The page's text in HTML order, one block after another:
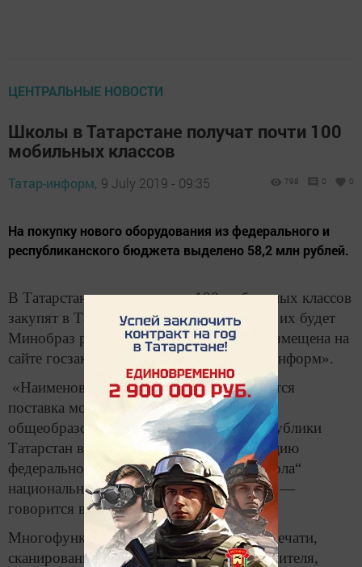
ЦЕНТРАЛЬНЫЕ НОВОСТИ
Школы в Татарстане получат почти 100
мобильных классов
Татар-информ, 9 July 2019 - 09:35 798 0 0
На покупку нового оборудования из федерального и
республиканского бюджета выделено 58,2 млн рублей.
В Татарстане закупят почти 100 мобильных классов
закупят в Татарстане для школ. Закупать их будет
Минобраз республики. Иинформация размещена на
сайте госзакупок, сообщает ИА «Татар-информ».
«Наименованием объекта закупки является
поставка мобильных классов в
общеобразовательные организации Реcпублики
Татарстан в рамках субсидии на реализацию
федерального проекта „Современная школа“
национального проекта „Образование“», —
говорится в документах закупки.
Многофункциональное устройство для печати,
сканирования и копирования, ноутбук учителя,